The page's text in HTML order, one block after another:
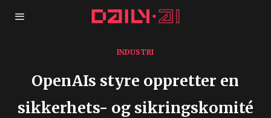
INDUSTRI
OpenAIs styre oppretter en
sikkerhets- og sikringskomité